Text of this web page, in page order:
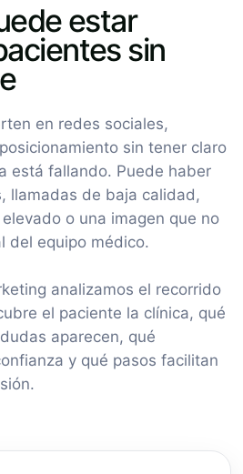
estar
sin
en redes sociales,
sin tener claro
está fallando. Puede haber
llamadas de baja calidad,
o una imagen que no
del equipo médico.
analizamos el recorrido
el paciente la clínica, qué
aparecen, qué
y qué pasos facilitan